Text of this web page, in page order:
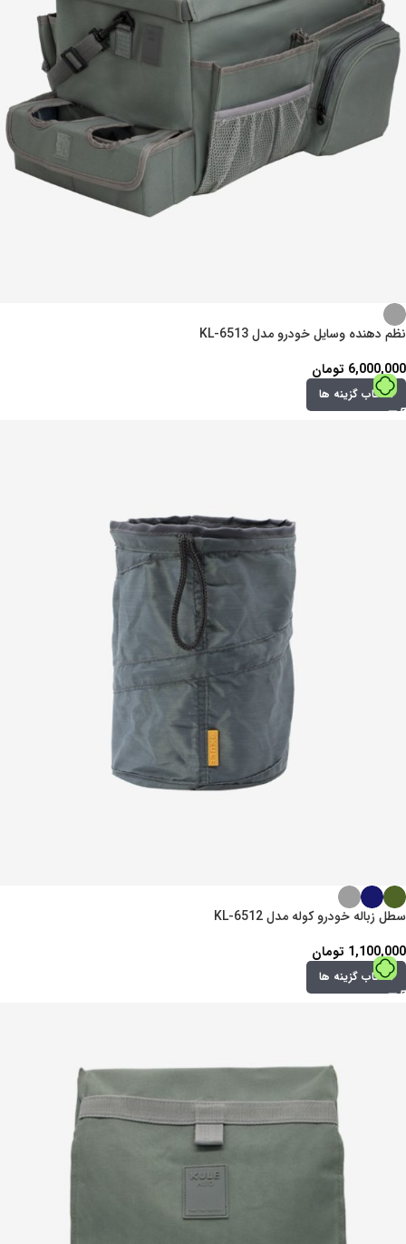
نظم دهنده وسایل خودرو مدل KL-6513
6,000,000 تومان
انتخاب گزینه ها
سطل زباله خودرو کوله مدل KL-6512
1,100,000 تومان
انتخاب گزینه ها